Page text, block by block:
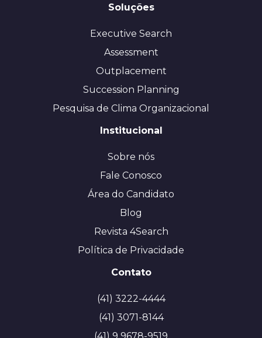
Soluções
Executive Search
Assessment
Outplacement
Succession Planning
Pesquisa de Clima Organizacional
Institucional
Sobre nós
Fale Conosco
Área do Candidato
Blog
Revista 4Search
Política de Privacidade
Contato
(41) 3222-4444
(41) 3071-8144
(41) 9 9678-9519